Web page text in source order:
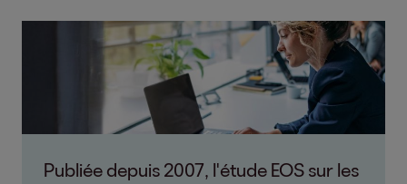
Publiée depuis 2007, l'étude EOS sur les